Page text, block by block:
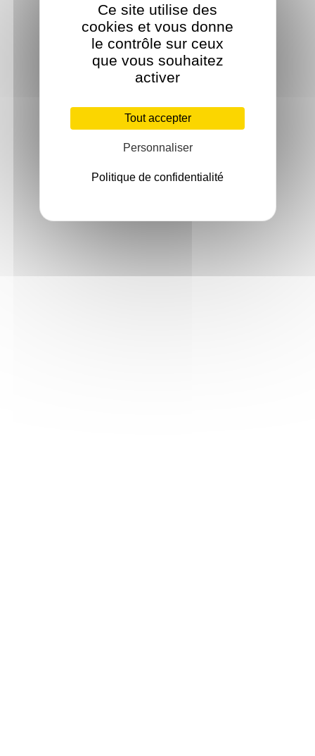
Ce site utilise des
cookies et vous donne
le contrôle sur ceux
que vous souhaitez
activer
Tout accepter
Personnaliser
Politique de confidentialité